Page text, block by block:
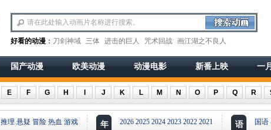
好看的动漫 ： 刀剑神域 三体 进击的巨人 咒术回战 画江湖之不良人
国产动漫 欧美动漫 动漫电影 新番上映 一
E F G H J K L M N O P Q R
推理 悬疑 冒险 热血 游戏
年
2026 2025 2024 2023 2022 2021
语
国语